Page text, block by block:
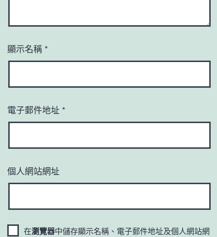
顯示名稱 *
電子郵件地址 *
個人網站網址
在瀏覽器中儲存顯示名稱、電子郵件地址及個人網站網